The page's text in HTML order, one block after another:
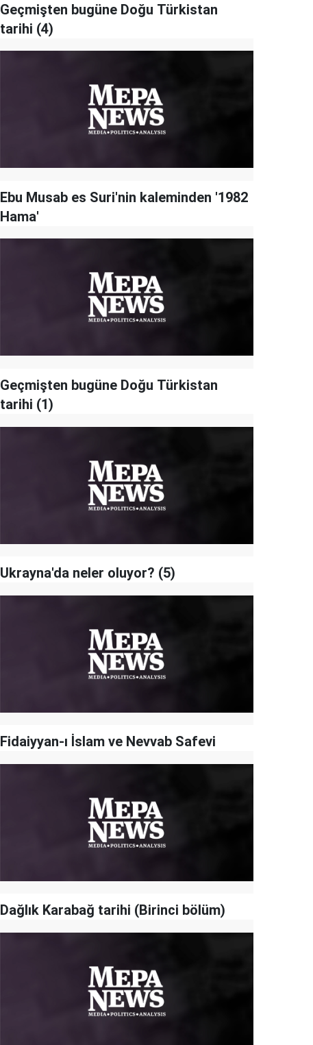
Geçmişten bugüne Doğu Türkistan
tarihi (4)
Ebu Musab es Suri'nin kaleminden '1982
Hama'
Geçmişten bugüne Doğu Türkistan
tarihi (1)
Ukrayna'da neler oluyor? (5)
Fidaiyyan-ı İslam ve Nevvab Safevi
Dağlık Karabağ tarihi (Birinci bölüm)